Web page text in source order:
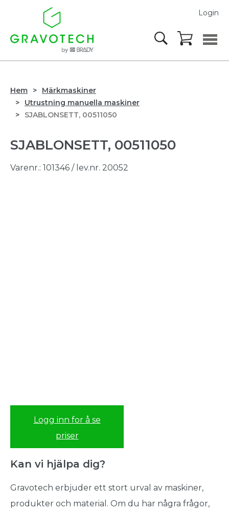
Login
Hem
Märkmaskiner
Utrustning manuella maskiner
SJABLONSETT, 00511050
SJABLONSETT, 00511050
Varenr.: 101346 / lev.nr. 20052
Logg inn for å se
priser
Kan vi hjälpa dig?
Gravotech erbjuder ett stort urval av maskiner,
produkter och material. Om du har några frågor,